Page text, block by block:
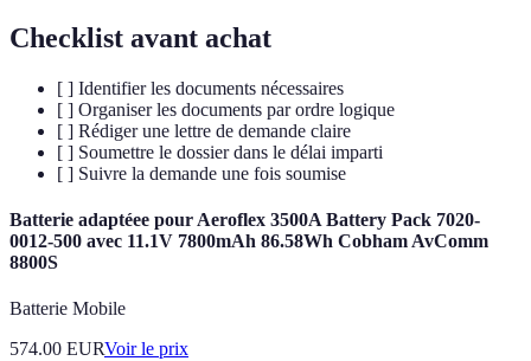
Checklist avant achat
[ ] Identifier les documents nécessaires
[ ] Organiser les documents par ordre logique
[ ] Rédiger une lettre de demande claire
[ ] Soumettre le dossier dans le délai imparti
[ ] Suivre la demande une fois soumise
Batterie adaptéee pour Aeroflex 3500A Battery Pack 7020-
0012-500 avec 11.1V 7800mAh 86.58Wh Cobham AvComm
8800S
Batterie Mobile
574.00 EURVoir le prix